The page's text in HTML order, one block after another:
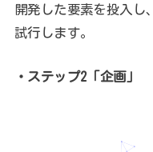
開発した要素を投入し
試行します。
・ステップ2「企画」